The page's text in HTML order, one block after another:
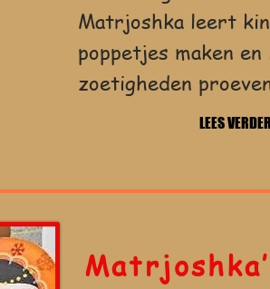
Matrjoshka leert
poppetjes maken
zoetigheden
LEES VERDER